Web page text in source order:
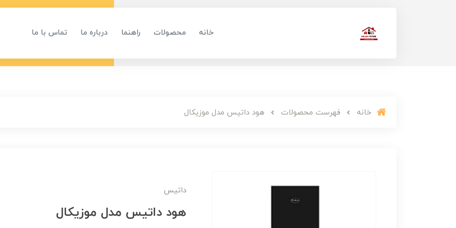
خانه محصولات راهنما درباره ما تماس با ما
خانه فهرست محصولات هود داتیس مدل موزیکال
داتیس
هود داتیس مدل موزیکال